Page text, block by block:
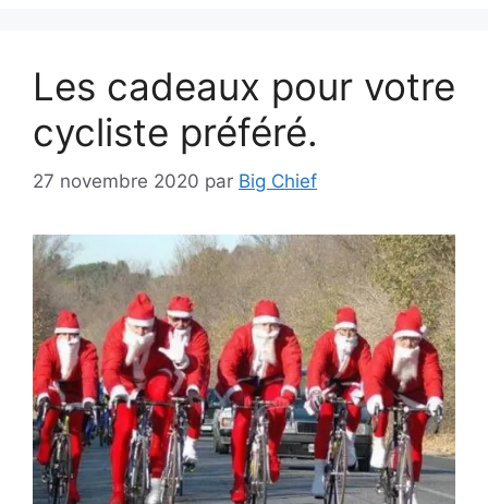
Les cadeaux pour votre
cycliste préféré.
27 novembre 2020 par Big Chief